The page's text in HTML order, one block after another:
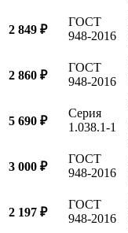
2 849 ₽
ГОСТ
948-2016
2 860 ₽
ГОСТ
948-2016
5 690 ₽
Серия
1.038.1-1
3 000 ₽
ГОСТ
948-2016
2 197 ₽
ГОСТ
948-2016